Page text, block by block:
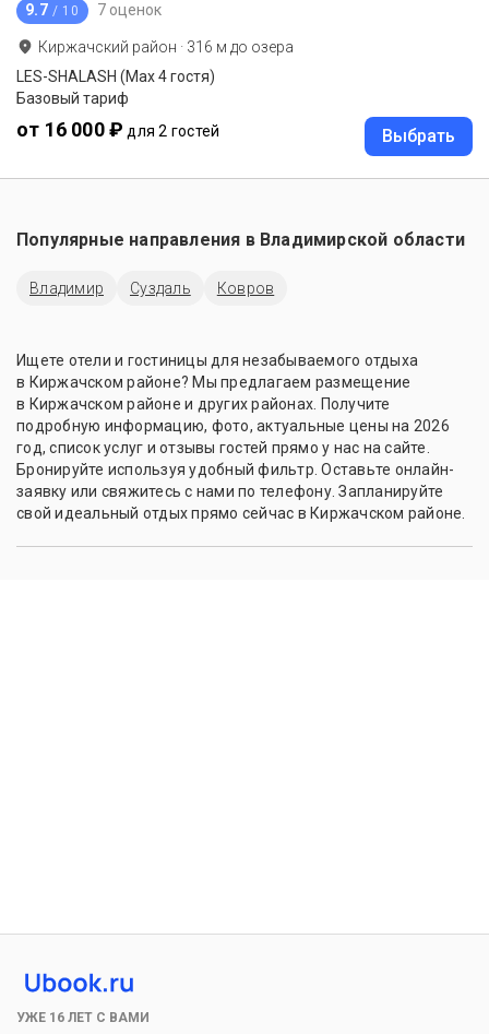
9.7 / 10 7 оценок
Киржачский район · 316 м до озера
LES-SHALASH (Max 4 гостя)
Базовый тариф
от 16 000 ₽ для 2 гостей Выбрать
Популярные направления в Владимирской области
Владимир Суздаль Ковров
Ищете отели и гостиницы для незабываемого отдыха
в Киржачском районе? Мы предлагаем размещение
в Киржачском районе и других районах. Получите
подробную информацию, фото, актуальные цены на 2026
год, список услуг и отзывы гостей прямо у нас на сайте.
Бронируйте используя удобный фильтр. Оставьте онлайн-
заявку или свяжитесь с нами по телефону. Запланируйте
свой идеальный отдых прямо сейчас в Киржачском районе.
УЖЕ 16 ЛЕТ С ВАМИ